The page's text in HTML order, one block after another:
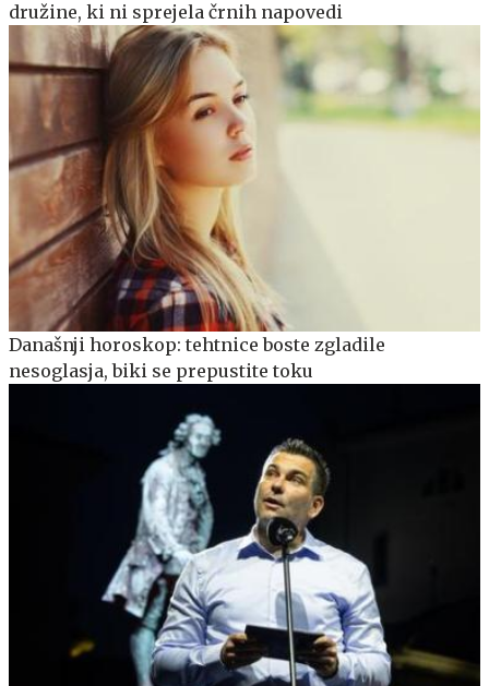
družine, ki ni sprejela črnih napovedi
Današnji horoskop: tehtnice boste zgladile
nesoglasja, biki se prepustite toku